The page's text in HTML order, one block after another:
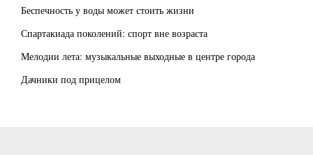
Беспечность у воды может стоить жизни
Спартакиада поколений: спорт вне возраста
Мелодии лета: музыкальные выходные в центре города
Дачники под прицелом